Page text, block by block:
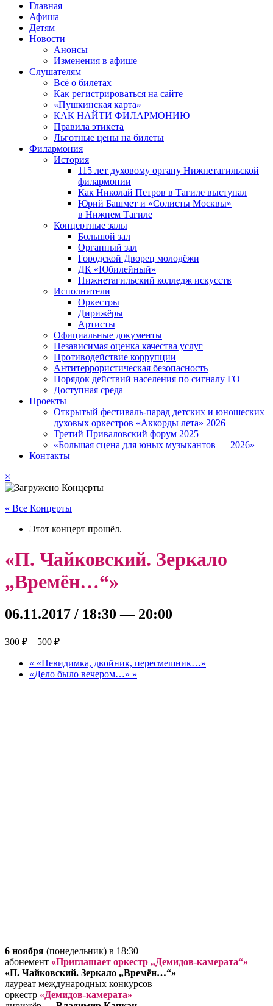
Главная
Афиша
Детям
Новости
Анонсы
Изменения в афише
Слушателям
Всё о билетах
Как регистрироваться на сайте
«Пушкинская карта»
КАК НАЙТИ ФИЛАРМОНИЮ
Правила этикета
Льготные цены на билеты
Филармония
История
115 лет духовому органу Нижнетагильской
филармонии
Как Николай Петров в Тагиле выступал
Юрий Башмет и «Солисты Москвы»
в Нижнем Тагиле
Концертные залы
Большой зал
Органный зал
Городской Дворец молодёжи
ДК «Юбилейный»
Нижнетагильский колледж искусств
Исполнители
Оркестры
Дирижёры
Артисты
Официальные документы
Независимая оценка качества услуг
Противодействие коррупции
Антитеррористическая безопасность
Порядок действий населения по сигналу ГО
Доступная среда
Проекты
Открытый фестиваль-парад детских и юношеских
духовых оркестров «Аккорды лета» 2026
Третий Приваловский форум 2025
«Большая сцена для юных музыкантов — 2026»
Контакты
×
« Все Концерты
Этот концерт прошёл.
«П. Чайковский. Зеркало
„Времён…“»
06.11.2017 / 18:30 — 20:00
300 ₽—500 ₽
« «Невидимка, двойник, пересмешник…»
«Дело было вечером…» »
6 ноября (понедельник) в 18:30
абонемент «Приглашает оркестр „Демидов-камерата“»
«П. Чайковский. Зеркало „Времён…“»
лауреат международных конкурсов
оркестр «Демидов-камерата»